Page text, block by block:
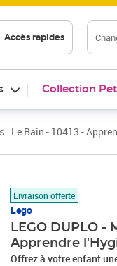
Accès rapides
Collection
: Le Bain - 10413 -
Livraison offerte
Lego
LEGO DUPLO -
Apprendre
Offrez à votre enfant
Prix 18,65€